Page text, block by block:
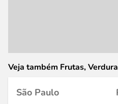
Veja também Frutas,
São Paulo